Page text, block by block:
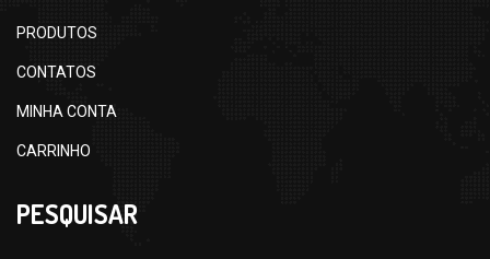
PRODUTOS
CONTATOS
MINHA CONTA
CARRINHO
PESQUISAR